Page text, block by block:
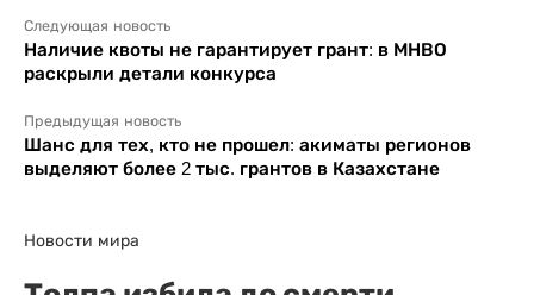
Следующая новость
Наличие квоты не гарантирует грант: в МНВО
раскрыли детали конкурса
Предыдущая новость
Шанс для тех, кто не прошел: акиматы регионов
выделяют более 2 тыс. грантов в Казахстане
Новости мира